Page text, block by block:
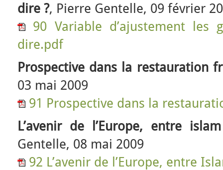
dire ?, Pierre Gentelle, 09 février
90 Variable d’ajustement les
dire.pdf
Prospective dans la restauration
03 mai 2009
91 Prospective dans la
L’avenir de l’Europe, entre
Gentelle, 08 mai 2009
92 L’avenir de l’Europe, entre